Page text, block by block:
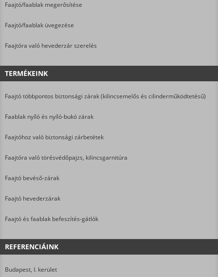
Faajtó/faablak megerősítése
Faajtó/faablak üvegezése
Faajtóra való hevederzár szerelés
TERMÉKEINK
Faajtó többpontos biztonsági zárak (kilincsemelős és cilinderműködtetésű)
Faablak nyíló és nyíló-bukó zárak
Faajtóhoz való biztonsági zárbetétek
Faajtóra való törésvédőpajzs, kilincsgarnitúra
Faajtó bevéső-zárak
Faajtó hevederzárak
Faajtó és faablak befeszítés-gátlók
REFERENCIÁINK
Budapest, I. kerület